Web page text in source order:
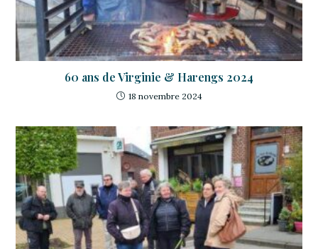
60 ans de Virginie & Harengs 2024
18 novembre 2024